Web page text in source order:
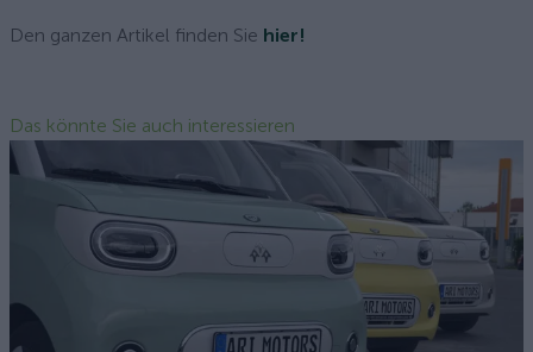
Den ganzen Artikel finden Sie hier!
Das könnte Sie auch interessieren